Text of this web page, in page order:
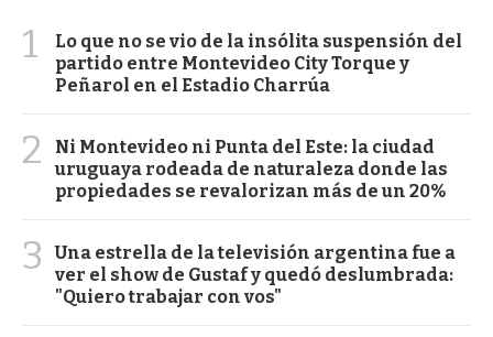
1
Lo que no se vio de la insólita suspensión del
partido entre Montevideo City Torque y
Peñarol en el Estadio Charrúa
2
Ni Montevideo ni Punta del Este: la ciudad
uruguaya rodeada de naturaleza donde las
propiedades se revalorizan más de un 20%
3
Una estrella de la televisión argentina fue a
ver el show de Gustaf y quedó deslumbrada:
"Quiero trabajar con vos"